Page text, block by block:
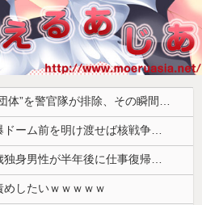
原爆ドーム前に居座る”市民団体”を警官隊が排除、その瞬間に周囲で見守っていた観客たちが……
【は？】極左団体さん「原爆ドーム前を明け渡せば核戦争が始まる！」→ 観衆のマジレスが鋭すぎるとネットで話題に → ｗｗｗｗｗｗｗｗｗｗｗｗ
資産1億円突破でFIREの45歳独身男性が半年後に仕事復帰を決意した「1通の通知」
めしたいｗｗｗｗｗ